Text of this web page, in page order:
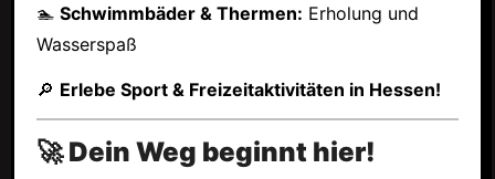
🏊 Schwimmbäder & Thermen: Erholung und
Wasserspaß
🔎 Erlebe Sport & Freizeitaktivitäten in Hessen!
🚀 Dein Weg beginnt hier!